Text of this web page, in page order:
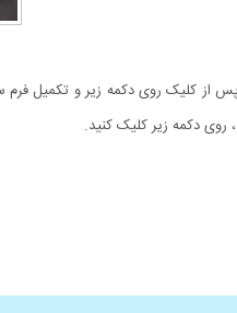
از کلیک روی دکمه زیر و تکمیل فرم
دکمه زیر کلیک کنید.